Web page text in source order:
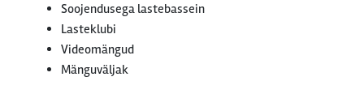
Soojendusega lastebassein
Lasteklubi
Videomängud
Mänguväljak